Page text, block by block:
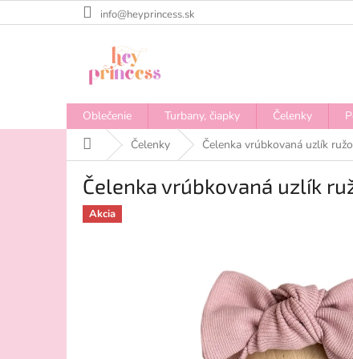
na
info@heyprincess.sk
Oblečenie Turbany, čiapky Čelenky
DomovČelenky Čelenka vrúbkovaná uzlík
Čelenka vrúbkovaná uzlík
Akcia